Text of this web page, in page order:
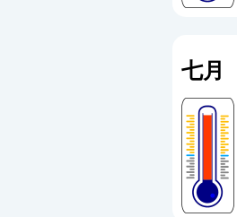
七月